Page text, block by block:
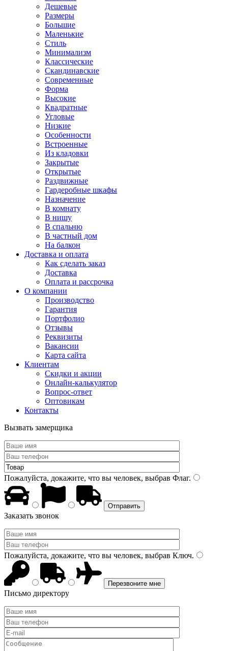
Дешевые
Размеры
Большие
Маленькие
Стиль
Минимализм
Классические
Скандинавские
Современные
Форма
Высокие
Квадратные
Угловые
Низкие
Особенности
Встроенные
Из кладовки
Закрытые
Открытые
Раздвижные
Гардеробные шкафы
Назначение
В комнату
В нишу
В спальню
В частный дом
На балкон
Доставка и оплата
Как сделать заказ
Доставка
Оплата и рассрочка
О компании
Производство
Гарантия
Портфолио
Отзывы
Реквизиты
Вакансии
Карта сайта
Клиентам
Скидки и акции
Онлайн-калькулятор
Вопрос-ответ
Оптовикам
Контакты
Вызвать замерщика
Пожалуйста, докажите, что вы человек, выбрав Флаг.
Заказать звонок
Пожалуйста, докажите, что вы человек, выбрав Ключ.
Письмо директору